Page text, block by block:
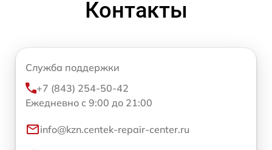
Контакты
Служба поддержки
+7 (843) 254-50-42
Ежедневно с 9:00 до 21:00
info@kzn.centek-repair-center.ru